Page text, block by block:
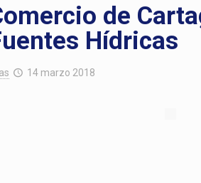
de
Hídricas
14 marzo 2018